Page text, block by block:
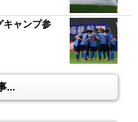
キャンプ参
...